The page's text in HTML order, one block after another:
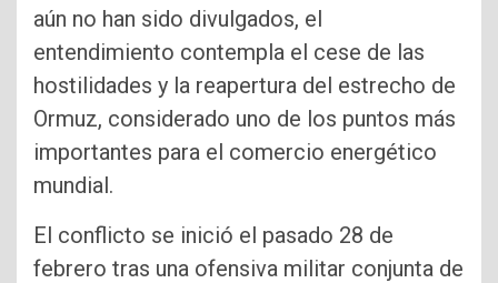
aún no han sido divulgados, el
entendimiento contempla el cese de las
hostilidades y la reapertura del estrecho de
Ormuz, considerado uno de los puntos más
importantes para el comercio energético
mundial.
El conflicto se inició el pasado 28 de
febrero tras una ofensiva militar conjunta de